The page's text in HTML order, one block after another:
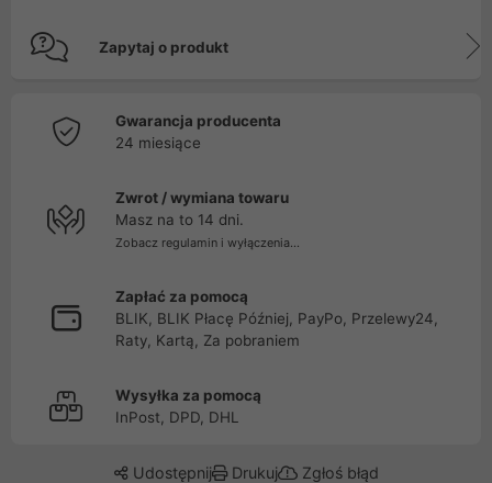
Zapytaj o produkt
Gwarancja producenta
24 miesiące
Zwrot / wymiana towaru
Masz na to 14 dni.
Zobacz regulamin i wyłączenia...
Zapłać za pomocą
BLIK, BLIK Płacę Później, PayPo, Przelewy24,
Raty, Kartą, Za pobraniem
Wysyłka za pomocą
InPost, DPD, DHL
Udostępnij Drukuj Zgłoś błąd